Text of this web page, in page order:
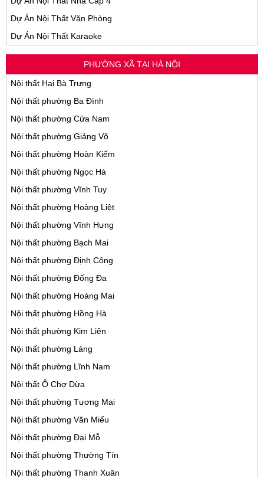
Dự Án Nội Thất Văn Phòng
Dự Án Nội Thất Karaoke
PHƯỜNG XÃ TẠI HÀ NỘI
Nội thất Hai Bà Trưng
Nội thất phường Ba Đình
Nội thất phường Cửa Nam
Nội thất phường Giảng Võ
Nội thất phường Hoàn Kiếm
Nội thất phường Ngọc Hà
Nội thất phường Vĩnh Tuy
Nội thất phường Hoàng Liệt
Nội thất phường Vĩnh Hưng
Nội thất phường Bạch Mai
Nội thất phường Định Công
Nội thất phường Đống Đa
Nội thất phường Hoàng Mai
Nội thất phường Hồng Hà
Nội thất phường Kim Liên
Nội thất phường Láng
Nội thất phường Lĩnh Nam
Nội thất Ô Chợ Dừa
Nội thất phường Tương Mai
Nội thất phường Văn Miếu
Nội thất phường Đại Mỗ
Nội thất phường Thường Tín
Nội thất phường Thanh Xuân